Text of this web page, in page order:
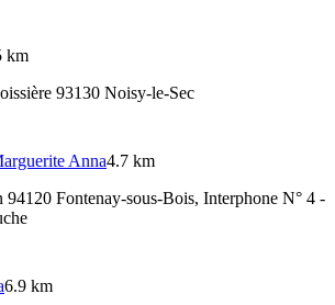
km
93130 Noisy-le-Sec
Anna4.7 km
94120 Fontenay-sous-Bois, Interphone N° 4 -
6.9 km